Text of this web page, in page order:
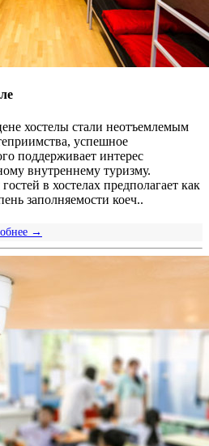
хостелы стали неотъемлемым
успешное
поддерживает интерес
внутреннему туризму.
в хостелах предполагает как
заполняемости коеч..
→